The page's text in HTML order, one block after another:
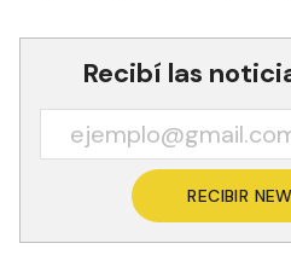
Recibí las
RECIBIR